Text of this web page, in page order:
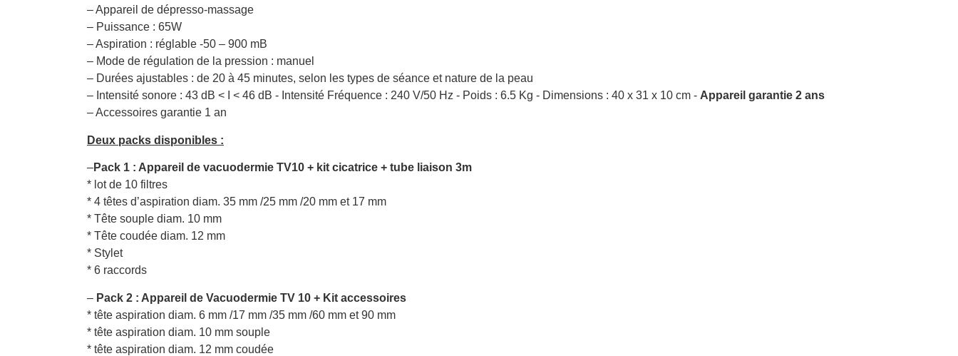
– Appareil de dépresso-massage
– Puissance : 65W
– Aspiration : réglable -50 – 900 mB
– Mode de régulation de la pression : manuel
– Durées ajustables : de 20 à 45 minutes, selon les types de séance et nature de la peau
– Intensité sonore : 43 dB < I < 46 dB - Intensité Fréquence : 240 V/50 Hz - Poids : 6.5 Kg - Dimensions : 40 x 31 x 10 cm - Appareil garantie 2 ans
– Accessoires garantie 1 an
Deux packs disponibles :
–Pack 1 : Appareil de vacuodermie TV10 + kit cicatrice + tube liaison 3m
* lot de 10 filtres
* 4 têtes d’aspiration diam. 35 mm /25 mm /20 mm et 17 mm
* Tête souple diam. 10 mm
* Tête coudée diam. 12 mm
* Stylet
* 6 raccords
– Pack 2 : Appareil de Vacuodermie TV 10 + Kit accessoires
* tête aspiration diam. 6 mm /17 mm /35 mm /60 mm et 90 mm
* tête aspiration diam. 10 mm souple
* tête aspiration diam. 12 mm coudée